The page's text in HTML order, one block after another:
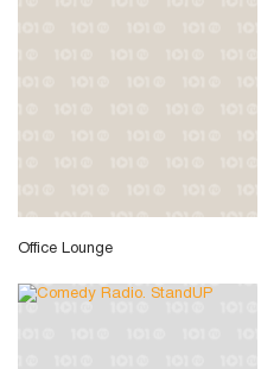
Office Lounge